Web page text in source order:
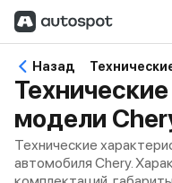
Назад
модели
Технические
автомобиля Chery.